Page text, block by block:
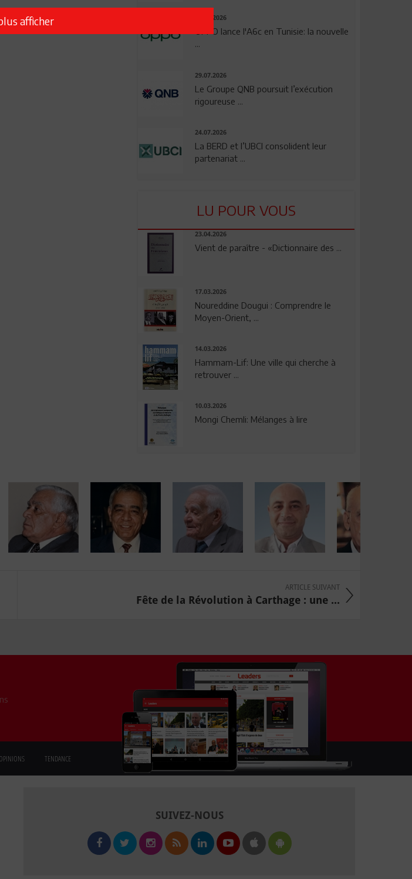
04.08.2026
OPPO lance l'A6c en Tunisie: la nouvelle
...
29.07.2026
Le Groupe QNB poursuit l’exécution
rigoureuse ...
24.07.2026
La BERD et l’UBCI consolident leur
partenariat ...
LU POUR VOUS
23.04.2026
Vient de paraître - «Dictionnaire des ...
17.03.2026
Noureddine Dougui : Comprendre le
Moyen-Orient, ...
14.03.2026
Hammam-Lif: Une ville qui cherche à
retrouver ...
10.03.2026
Mongi Chemli: Mélanges à lire
ARTICLE SUIVANT
Fête de la Révolution à Carthage : une ...
OPINIONS TENDANCE
SUIVEZ-NOUS
afficher